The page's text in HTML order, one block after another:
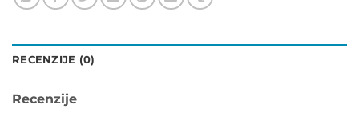
RECENZIJE (0)
Recenzije